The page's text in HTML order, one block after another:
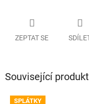
ZEPTAT SE
Související
SPLÁTKY